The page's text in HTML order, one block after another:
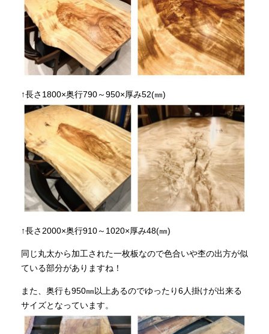
↑長さ1800×奥行790～950×厚み52(㎜)
↑長さ2000×奥行910～1020×厚み48(㎜)
同じ丸太から加工された一枚板なので色合いや杢の出方が似
ている部分がありますね！
また、奥行も950㎜以上あるのでゆったり6人掛けが出来る
サイズとなっています。